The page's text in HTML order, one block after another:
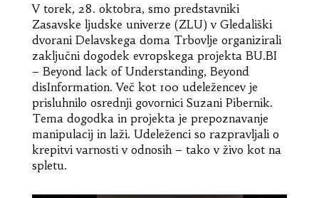
V torek, 28. oktobra, smo predstavniki
Zasavske ljudske univerze (ZLU) v Gledališki
dvorani Delavskega doma Trbovlje organizirali
zaključni dogodek evropskega projekta BU.BI
– Beyond lack of Understanding, Beyond
disInformation. Več kot 100 udeležencev je
prisluhnilo osrednji govornici Suzani Pibernik.
Tema dogodka in projekta je prepoznavanje
manipulacij in laži. Udeleženci so razpravljali o
krepitvi varnosti v odnosih – tako v živo kot na
spletu.